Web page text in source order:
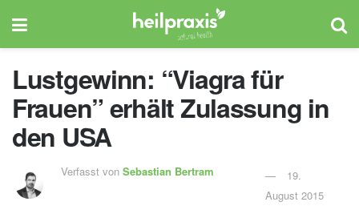
Lustgewinn: “Viagra für
Frauen” erhält Zulassung in
den USA
Verfasst von Sebastian Bertram
19.
August 2015